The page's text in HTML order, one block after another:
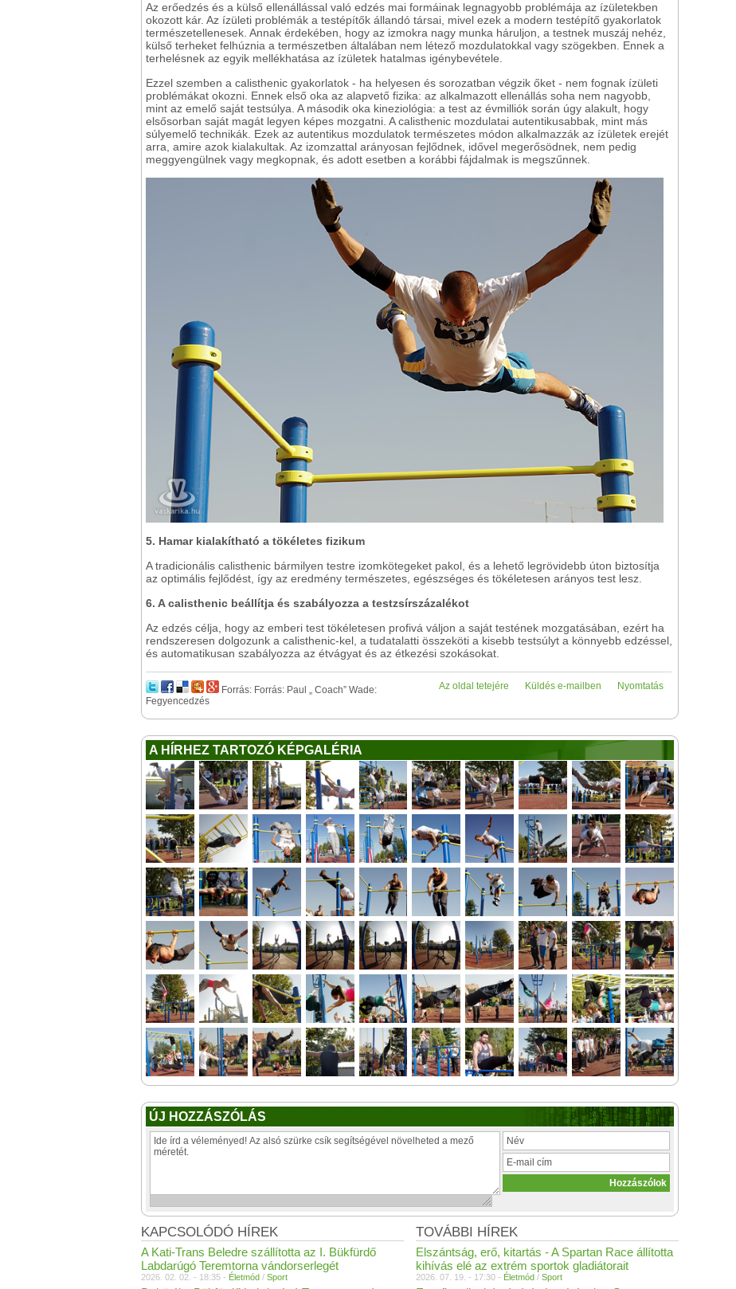
Az erőedzés és a külső ellenállással való edzés mai formáinak legnagyobb problémája az ízületekben
okozott kár. Az ízületi problémák a testépítők állandó társai, mivel ezek a modern testépítő gyakorlatok
természetellenesek. Annak érdekében, hogy az izmokra nagy munka háruljon, a testnek muszáj nehéz,
külső terheket felhúznia a természetben általában nem létező mozdulatokkal vagy szögekben. Ennek a
terhelésnek az egyik mellékhatása az ízületek hatalmas igénybevétele.
Ezzel szemben a calisthenic gyakorlatok - ha helyesen és sorozatban végzik őket - nem fognak ízületi
problémákat okozni. Ennek első oka az alapvető fizika: az alkalmazott ellenállás soha nem nagyobb,
mint az emelő saját testsúlya. A második oka kineziológia: a test az évmilliók során úgy alakult, hogy
elsősorban saját magát legyen képes mozgatni. A calisthenic mozdulatai autentikusabbak, mint más
súlyemelő technikák. Ezek az autentikus mozdulatok természetes módon alkalmazzák az ízületek erejét
arra, amire azok kialakultak. Az izomzattal arányosan fejlődnek, idővel megerősödnek, nem pedig
meggyengülnek vagy megkopnak, és adott esetben a korábbi fájdalmak is megszűnnek.
5. Hamar kialakítható a tökéletes fizikum
A tradicionális calisthenic bármilyen testre izomkötegeket pakol, és a lehető legrövidebb úton biztosítja
az optimális fejlődést, így az eredmény természetes, egészséges és tökéletesen arányos test lesz.
6. A calisthenic beállítja és szabályozza a testzsírszázalékot
Az edzés célja, hogy az emberi test tökéletesen profivá váljon a saját testének mozgatásában, ezért ha
rendszeresen dolgozunk a calisthenic-kel, a tudatalatti összeköti a kisebb testsúlyt a könnyebb edzéssel,
és automatikusan szabályozza az étvágyat és az étkezési szokásokat.
Nyomtatás
Küldés e-mailben
Az oldal tetejére
Forrás: Forrás: Paul „ Coach” Wade:
Fegyencedzés
A HÍRHEZ TARTOZÓ KÉPGALÉRIA
ÚJ HOZZÁSZÓLÁS
TOVÁBBI HÍREK
Elszántság, erő, kitartás - A Spartan Race állította
kihívás elé az extrém sportok gladiátorait
2026. 07. 19. - 17:30 - Életmód / Sport
KAPCSOLÓDÓ HÍREK
A Kati-Trans Beledre szállította az I. Bükfürdő
Labdarúgó Teremtorna vándorserlegét
2026. 02. 02. - 18:35 - Életmód / Sport